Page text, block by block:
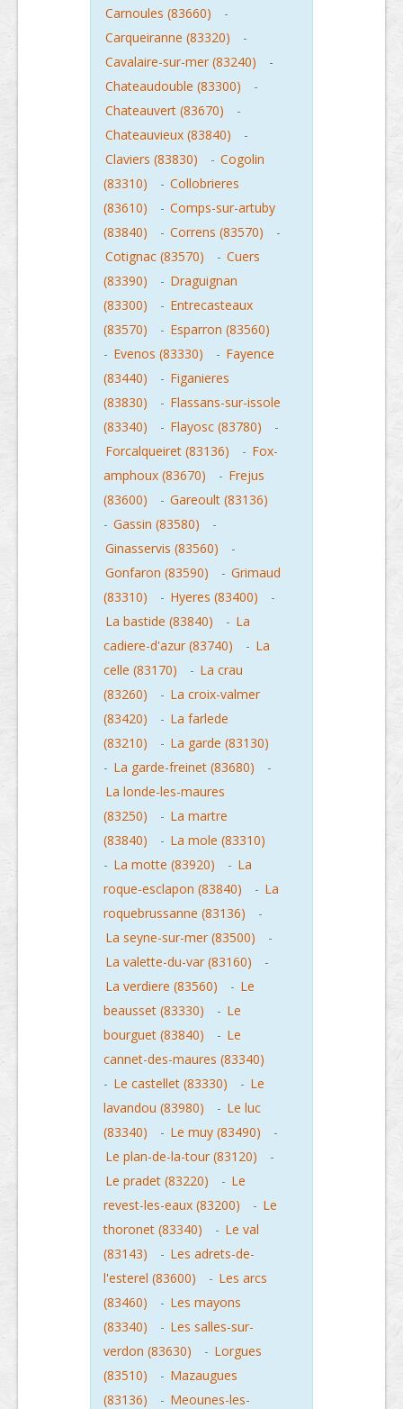
Carnoules (83660)
-
Carqueiranne (83320)
-
Cavalaire-sur-mer (83240)
-
Chateaudouble (83300)
-
Chateauvert (83670)
-
Chateauvieux (83840)
-
Claviers (83830)
- Cogolin
(83310)
- Collobrieres
(83610)
- Comps-sur-artuby
(83840)
- Correns (83570)
-
Cotignac (83570)
- Cuers
(83390)
- Draguignan
(83300)
- Entrecasteaux
(83570)
- Esparron (83560)
- Evenos (83330) - Fayence
(83440)
- Figanieres
(83830)
- Flassans-sur-issole
(83340)
- Flayosc (83780)
-
Forcalqueiret (83136)
- Fox-
amphoux (83670)
- Frejus
(83600)
- Gareoult (83136)
- Gassin (83580)
-
Ginasservis (83560)
-
Gonfaron (83590)
- Grimaud
(83310)
- Hyeres (83400)
-
La bastide (83840)
- La
cadiere-d'azur (83740)
- La
celle (83170)
- La crau
(83260)
- La croix-valmer
(83420)
- La farlede
(83210)
- La garde (83130)
- La garde-freinet (83680)
-
La londe-les-maures
(83250)
- La martre
(83840)
- La mole (83310)
- La motte (83920) - La
roque-esclapon (83840)
- La
roquebrussanne (83136)
-
La seyne-sur-mer (83500)
-
La valette-du-var (83160)
-
La verdiere (83560)
- Le
beausset (83330)
- Le
bourguet (83840)
- Le
cannet-des-maures (83340)
- Le castellet (83330) - Le
lavandou (83980)
- Le luc
(83340)
- Le muy (83490)
-
Le plan-de-la-tour (83120)
-
Le pradet (83220)
- Le
revest-les-eaux (83200)
- Le
thoronet (83340)
- Le val
(83143)
- Les adrets-de-
l'esterel (83600)
- Les arcs
(83460)
- Les mayons
(83340)
- Les salles-sur-
verdon (83630)
- Lorgues
(83510)
- Mazaugues
(83136)
- Meounes-les-